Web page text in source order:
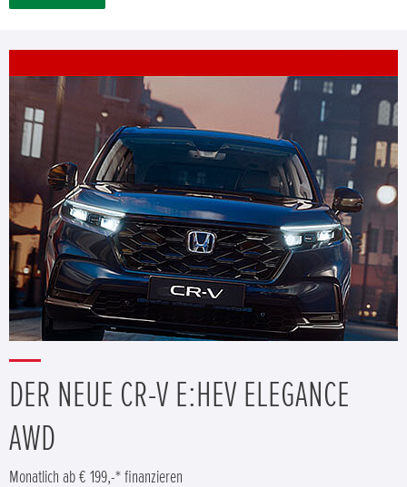
DER NEUE CR-V E:HEV ELEGANCE
AWD
Monatlich ab € 199,-* finanzieren